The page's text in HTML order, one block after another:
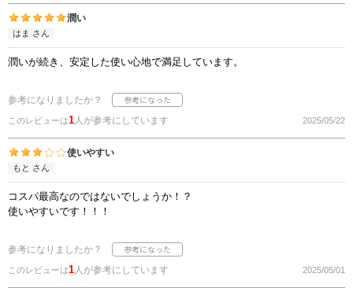
潤い
はま さん
潤いが続き、安定した使い心地で満足しています。
参考になりましたか？
このレビューは1人が参考にしています 2025/05/22
使いやすい
もと さん
コスパ最高なのではないでしょうか！？
使いやすいです！！！
参考になりましたか？
このレビューは1人が参考にしています 2025/05/01